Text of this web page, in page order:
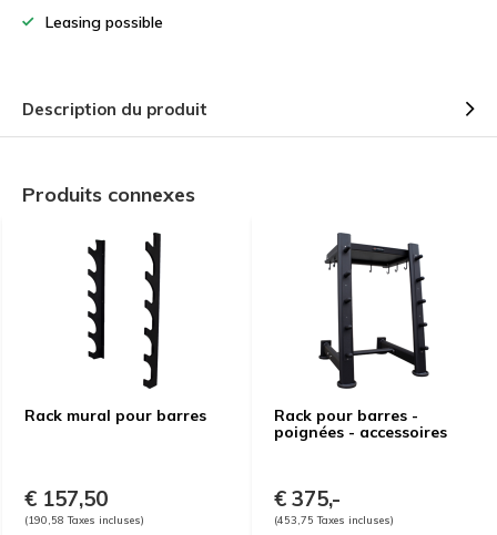
Leasing possible
Description du produit
Produits connexes
Rack mural pour barres
€ 157,50
(190,58 Taxes incluses)
Rack pour barres -
poignées - accessoires
€ 375,-
(453,75 Taxes incluses)